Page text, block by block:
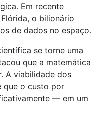
Em recente
o bilionário
de dados no espaço.
se torne uma
que a matemática
A viabilidade dos
que o custo por
— em um